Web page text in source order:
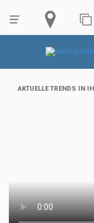
AKTUELLE TRENDS IN